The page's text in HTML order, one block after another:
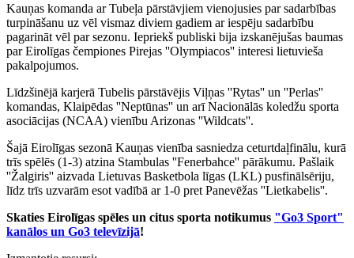
Kauņas komanda ar Tubeļa pārstāvjiem vienojusies par sadarbības
turpināšanu uz vēl vismaz diviem gadiem ar iespēju sadarbību
pagarināt vēl par sezonu. Iepriekš publiski bija izskanējušas baumas
par Eirolīgas čempiones Pirejas ''Olympiacos'' interesi lietuvieša
pakalpojumos.
Līdzšinējā karjerā Tubelis pārstāvējis Viļņas ''Rytas'' un ''Perlas''
komandas, Klaipēdas ''Neptūnas'' un arī Nacionālās koledžu sporta
asociācijas (NCAA) vienību Arizonas ''Wildcats''.
Šajā Eirolīgas sezonā Kauņas vienība sasniedza ceturtdaļfinālu, kurā
trīs spēlēs (1-3) atzina Stambulas ''Fenerbahce'' pārākumu. Pašlaik
''Žalgiris'' aizvada Lietuvas Basketbola līgas (LKL) pusfinālsēriju,
līdz trīs uzvarām esot vadībā ar 1-0 pret Panevēžas ''Lietkabelis''.
Skaties Eirolīgas spēles un citus sporta notikumus "Go3 Sport"
kanālos un Go3 televīzijā!